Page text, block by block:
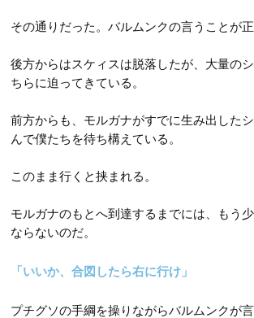
その通りだった。バルムンクの言うことが正
後方からはスケィスは脱落したが、大量の
ちらに迫ってきている。
前方からも、モルガナがすでに生み出した
んで僕たちを待ち構えている。
このまま行くと挟まれる。
モルガナのもとへ到達するまでには、もう
ならないのだ。
「いいか、合図したら右に行け」
プチグソの手綱を操りながらバルムンクが言